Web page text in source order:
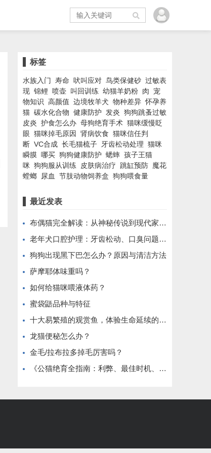
标签
水族入门 寿命 吠叫应对 鸟类保健砂 过敏表
现 锦鲤 喷壶 叫回训练 幼猫羊奶粉 肉
宠
物知识 高颜值 边境牧羊犬 物种差异 怀孕养
猫 碳水化合物 健康防护 发炎 狗狗跳蚤过敏
皮炎 护食怎么办 母狗绝育手术 猫咪缓慢眨
眼 猫咪掉毛原因 肾病饮食 猫咪信任判
断 VC合成 长毛猫梳子 牙齿松动处理 猫咪
瞬膜 哪买 狗狗健康防护 蟋蟀 孩子王猫
咪 狗狗服从训练 皮肤病治疗 跳缸预防 魔花
螳螂
尿血 节肢动物饲养盒 狗狗喂食量
最近发表
布偶猫完全解读：从神秘传说到现代家庭伴侣的蜕变之路。
老年犬口腔护理：牙齿松动、口臭问题解决
狗狗出现黑下巴怎么办？原因与清洁方法
萨摩耶体味重吗？
如何给猫咪喂液体药？
蜜袋鼯品种与特征
十大易繁殖的观赏鱼，体验生命延续的乐趣
龙猫便秘怎么办？
金毛/拉布拉多掉毛厉害吗？
《公猫绝育全指南：利弊、最佳时机、术前准备与术后护理》